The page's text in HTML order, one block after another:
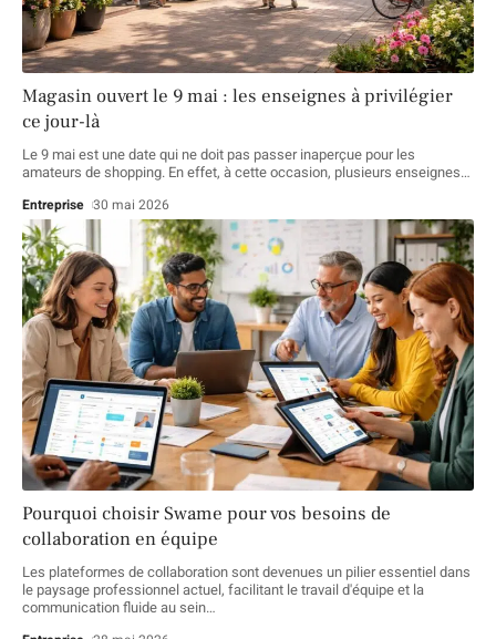
Magasin ouvert le 9 mai : les enseignes à privilégier
ce jour-là
Le 9 mai est une date qui ne doit pas passer inaperçue pour les
amateurs de shopping. En effet, à cette occasion, plusieurs enseignes…
Entreprise 30 mai 2026
Pourquoi choisir Swame pour vos besoins de
collaboration en équipe
Les plateformes de collaboration sont devenues un pilier essentiel dans
le paysage professionnel actuel, facilitant le travail d'équipe et la
communication fluide au sein…